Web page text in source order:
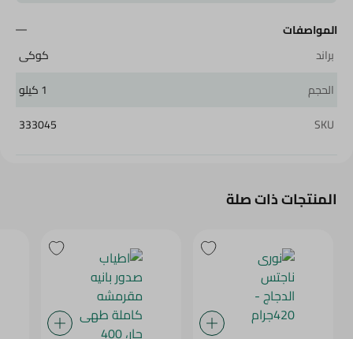
المواصفات
براند
كوكى
الحجم
1 كيلو
SKU
333045
المنتجات ذات صلة